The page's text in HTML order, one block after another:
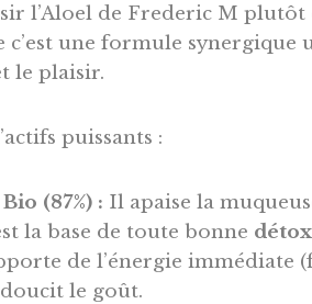
l’Aloel de Frederic M plutôt
c’est une formule
le plaisir.
puissants :
(87%) : Il apaise la
la base de toute bonne
de l’énergie immédiate
le goût.